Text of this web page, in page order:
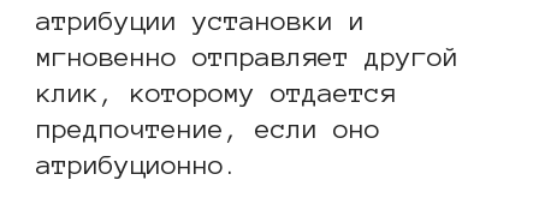
атрибуции установки и
мгновенно отправляет другой
клик, которому отдается
предпочтение, если оно
атрибуционно.